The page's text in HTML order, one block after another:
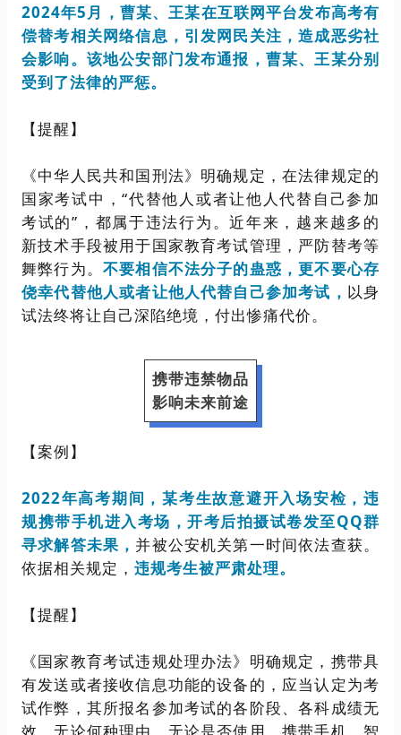
2024年5月， 曹某、王某在互联网平台发布高考有
偿替考相关网络信息， 引发网民关注，造成恶劣社
会影响。该地公安部门发布通报，曹某、王某分别
受到了法律的严惩。
【提醒】
《中华人民共和国刑法》明确规定，在法律规定的
国家考试中，“代替他人或者让他人代替自己参加
考试的”，都属于违法行为。近年来，越来越多的
新技术手段被用于国家教育考试管理，严防替考等
舞弊行为。 不要相信不法分子的蛊惑，更不要心存
侥幸代替他人或者让他人代替自己参加考试， 以身
试法终将让自己深陷绝境，付出惨痛代价。
携带违禁物品
影响未来前途
【案例】
2022年高考期间，某考生故意避开入场安检，违
规携带手机进入考场，开考后拍摄试卷发至QQ群
寻求解答未果， 并被公安机关第一时间依法查获。
依据相关规定， 违规考生被严肃处理。
【提醒】
《国家教育考试违规处理办法》明确规定，携带具
有发送或者接收信息功能的设备的，应当认定为考
试作弊，其所报名参加考试的各阶段、各科成绩无
效。无论何种理由、无论是否使用，携带手机、智